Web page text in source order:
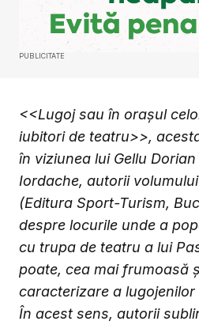
PUBLICITATE
<<Lugoj sau în oraşul
iubitori de teatru>>,
în viziunea lui Gellu
Iordache, autorii volumului
(Editura Sport-Turism,
despre locurile unde a
cu trupa de teatru a lui
poate, cea mai frumoasă
caracterizare a
În acest sens, autorii